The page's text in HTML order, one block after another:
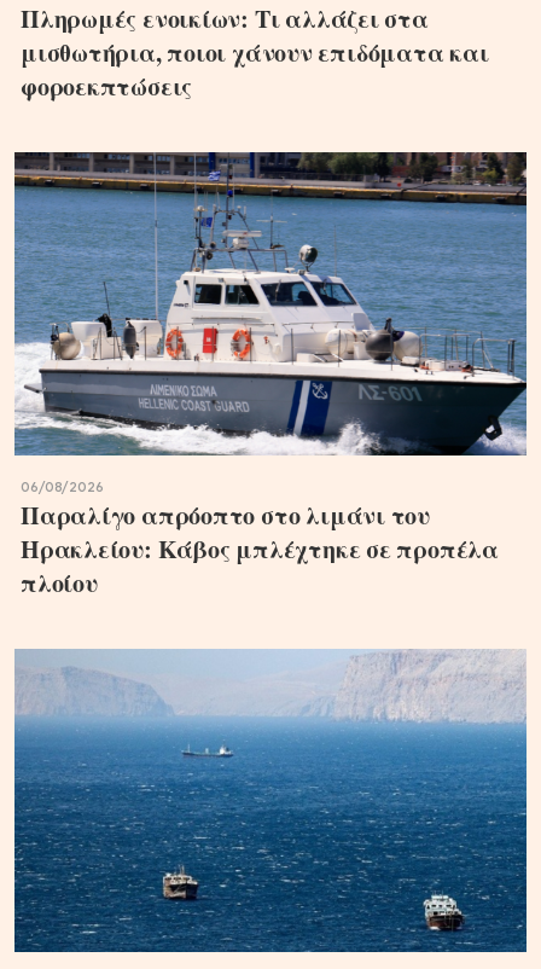
Πληρωμές ενοικίων: Τι αλλάζει στα
μισθωτήρια, ποιοι χάνουν επιδόματα και
φοροεκπτώσεις
06/08/2026
Παραλίγο απρόοπτο στο λιμάνι του
Ηρακλείου: Κάβος μπλέχτηκε σε προπέλα
πλοίου